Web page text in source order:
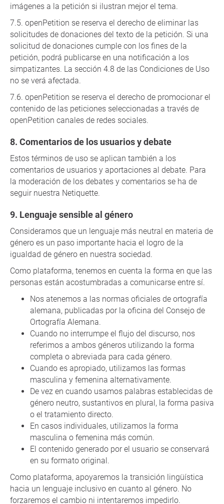
imágenes a la petición si ilustran mejor el tema.
openPetition se reserva el derecho de eliminar las
solicitudes de donaciones del texto de la petición. Si una
solicitud de donaciones cumple con los fines de la
petición, podrá publicarse en una notificación a los
simpatizantes. La sección 4.8 de las Condiciones de Uso
no se verá afectada.
openPetition se reserva el derecho de promocionar el
contenido de las peticiones seleccionadas a través de
openPetition canales de redes sociales.
Comentarios de los usuarios y debate
Estos términos de uso se aplican también a los
comentarios de usuarios y aportaciones al debate. Para
la moderación de los debates y comentarios se ha de
seguir nuestra Netiquette.
Lenguaje sensible al género
Consideramos que un lenguaje más neutral en materia de
género es un paso importante hacia el logro de la
igualdad de género en nuestra sociedad.
Como plataforma, tenemos en cuenta la forma en que las
personas están acostumbradas a comunicarse entre sí.
Nos atenemos a las normas oficiales de ortografía
alemana, publicadas por la oficina del Consejo de
Ortografía Alemana.
Cuando no interrumpe el flujo del discurso, nos
referimos a ambos géneros utilizando la forma
completa o abreviada para cada género.
Cuando es apropiado, utilizamos las formas
masculina y femenina alternativamente.
De vez en cuando usamos palabras establecidas de
género neutro, sustantivos en plural, la forma pasiva
o el tratamiento directo.
En casos individuales, utilizamos la forma
masculina o femenina más común.
El contenido generado por el usuario se conservará
en su formato original.
Como plataforma, apoyaremos la transición lingüística
hacia un lenguaje inclusivo en cuanto al género. No
forzaremos el cambio ni intentaremos impedirlo.